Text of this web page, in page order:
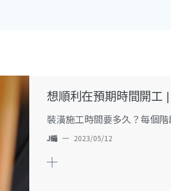
想順利在預期時間開工
裝潢施工時間要多久？每個階
J編 — 2023/05/12